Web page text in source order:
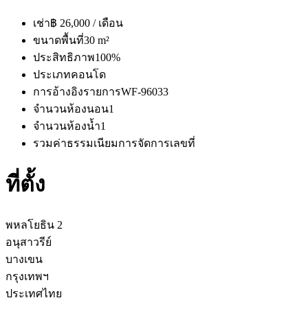
เช่า฿ 26,000 / เดือน
ขนาดพื้นที่30 m²
ประสิทธิภาพ100%
ประเภทคอนโด
การอ้างอิงรายการWF-96033
จำนวนห้องนอน1
จำนวนห้องน้ำ1
รวมค่าธรรมเนียมการจัดการเลขที่
ที่ตั้ง
พหลโยธิน 2
อนุสาวรีย์
บางเขน
กรุงเทพฯ
ประเทศไทย